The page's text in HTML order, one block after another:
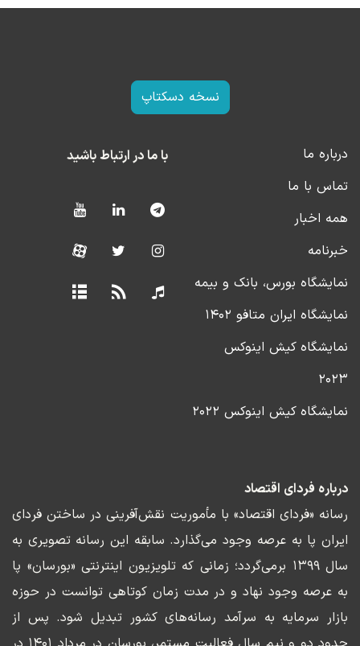
نسخه دسکتاپ
درباره ما
تماس با ما
همه اخبار
خبرنامه
نمایشگاه بورس، بانک و بیمه
نمایشگاه ایران متافو ۱۴۰۲
نمایشگاه کیش اینوکس
۲۰۲۳
نمایشگاه کیش اینوکس ۲۰۲۲
با ما در ارتباط باشید
درباره فردای اقتصاد
رسانه «فردای اقتصاد» با مأموریت نقش‌آفرینی در ساختن فردای
ایران پا به عرصه وجود می‌گذارد. سابقه این رسانه تصویری به
سال ۱۳۹۹ برمی‌گردد؛ زمانی که تلویزیون اینترنتی «بورسان» پا
به عرصه وجود نهاد و در مدت زمان کوتاهی توانست در حوزه
بازار سرمایه به سرآمد رسانه‌های کشور تبدیل شود. پس از